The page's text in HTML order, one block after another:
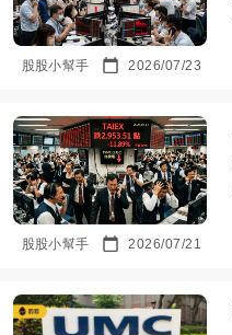
股股小幫手 2026/07/23
股股小幫手 2026/07/21